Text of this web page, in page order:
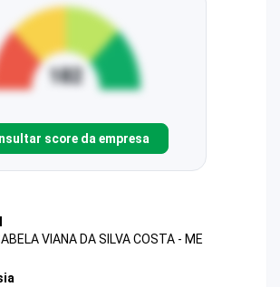
score da empresa
VIANA DA SILVA COSTA - ME